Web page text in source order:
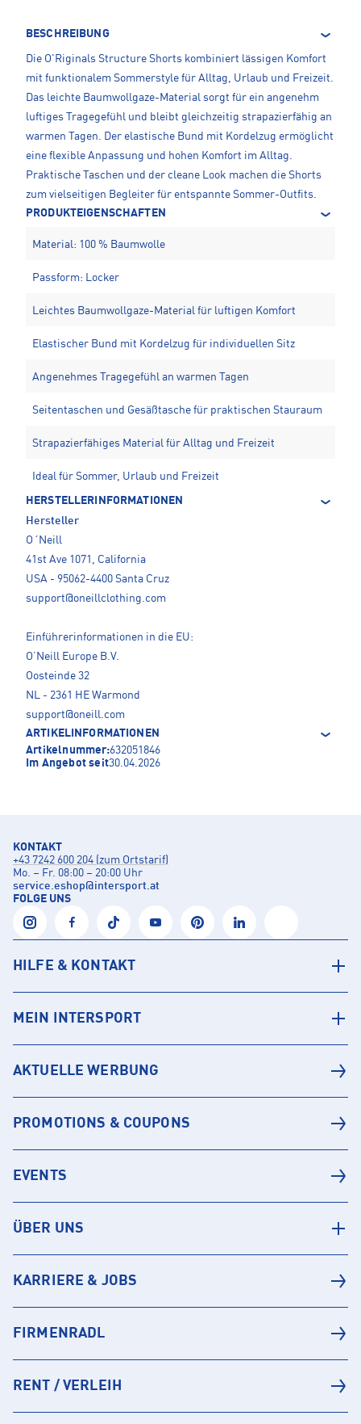
BESCHREIBUNG
Die O'Riginals Structure Shorts kombiniert lässigen Komfort
mit funktionalem Sommerstyle für Alltag, Urlaub und Freizeit.
Das leichte Baumwollgaze-Material sorgt für ein angenehm
luftiges Tragegefühl und bleibt gleichzeitig strapazierfähig an
warmen Tagen. Der elastische Bund mit Kordelzug ermöglicht
eine flexible Anpassung und hohen Komfort im Alltag.
Praktische Taschen und der cleane Look machen die Shorts
zum vielseitigen Begleiter für entspannte Sommer-Outfits.
PRODUKTEIGENSCHAFTEN
Material: 100 % Baumwolle
Passform: Locker
Leichtes Baumwollgaze-Material für luftigen Komfort
Elastischer Bund mit Kordelzug für individuellen Sitz
Angenehmes Tragegefühl an warmen Tagen
Seitentaschen und Gesäßtasche für praktischen Stauraum
Strapazierfähiges Material für Alltag und Freizeit
Ideal für Sommer, Urlaub und Freizeit
HERSTELLERINFORMATIONEN
Hersteller
O´Neill
41st Ave 1071, California
USA - 95062-4400 Santa Cruz
support@oneillclothing.com
Einführerinformationen in die EU:
O’Neill Europe B.V.
Oosteinde 32
NL - 2361 HE Warmond
support@oneill.com
ARTIKELINFORMATIONEN
Artikelnummer:632051846
Im Angebot seit30.04.2026
KONTAKT
+43 7242 600 204 (zum Ortstarif)
Mo. – Fr. 08:00 – 20:00 Uhr
service.eshop@intersport.at
FOLGE UNS
HILFE & KONTAKT
MEIN INTERSPORT
AKTUELLE WERBUNG
PROMOTIONS & COUPONS
EVENTS
ÜBER UNS
KARRIERE & JOBS
FIRMENRADL
RENT / VERLEIH